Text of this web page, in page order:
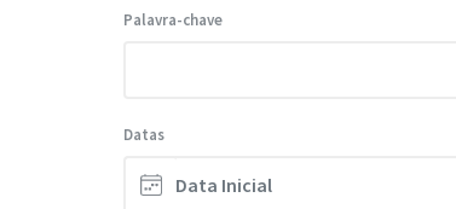
Palavra-chave
Datas